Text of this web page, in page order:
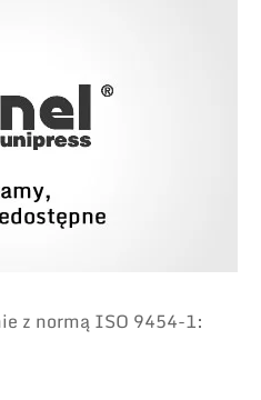
z normą ISO 9454-1: